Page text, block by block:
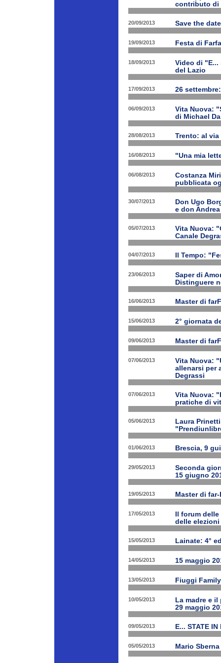
contributo di
20/09/2013 Save the
19/09/2013 Festa di
18/09/2013
Video di "E...
del Lazio
17/09/2013 26
06/09/2013
Vita Nuova:
di Michael
28/08/2013 Trento: al
16/08/2013 "Una mia
06/08/2013
Costanza
pubblicata
30/07/2013
Don Ugo
e don
05/07/2013
Vita Nuova:
Canale
04/07/2013 Il Tempo:
23/06/2013
Saper di
Distinguere
16/06/2013 Master di
15/06/2013 2° giornata
09/06/2013 Master di
07/06/2013
Vita Nuova:
allenarsi per
Degrassi
07/06/2013
Vita Nuova:
pratiche di
05/06/2013
Laura
01/06/2013 Brescia, 9
29/05/2013
Seconda
15 giugno
19/05/2013 Master di
17/05/2013
Il forum
delle elezioni
15/05/2013 Lainate: 4°
14/05/2013 15 maggio
13/05/2013 Fiuggi
10/05/2013
La madre e
29 maggio
09/05/2013 E... STATE
05/05/2013 Mario